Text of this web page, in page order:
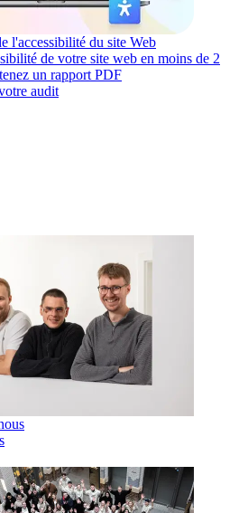
l'accessibilité du site Web
de votre site web en moins de 2
un rapport PDF
audit